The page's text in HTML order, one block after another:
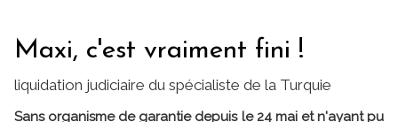
Maxi, c'est vraiment fini !
liquidation judiciaire du spécialiste de la Turquie
Sans organisme de garantie depuis le 24 mai et n'ayant pu